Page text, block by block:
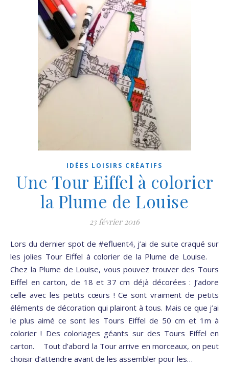
IDÉES LOISIRS CRÉATIFS
Une Tour Eiffel à colorier
la Plume de Louise
23 février 2016
Lors du dernier spot de #efluent4, j’ai de suite craqué sur
les jolies Tour Eiffel à colorier de la Plume de Louise.
Chez la Plume de Louise, vous pouvez trouver des Tours
Eiffel en carton, de 18 et 37 cm déjà décorées : J’adore
celle avec les petits cœurs ! Ce sont vraiment de petits
éléments de décoration qui plairont à tous. Mais ce que j’ai
le plus aimé ce sont les Tours Eiffel de 50 cm et 1m à
colorier ! Des coloriages géants sur des Tours Eiffel en
carton. Tout d’abord la Tour arrive en morceaux, on peut
choisir d’attendre avant de les assembler pour les…